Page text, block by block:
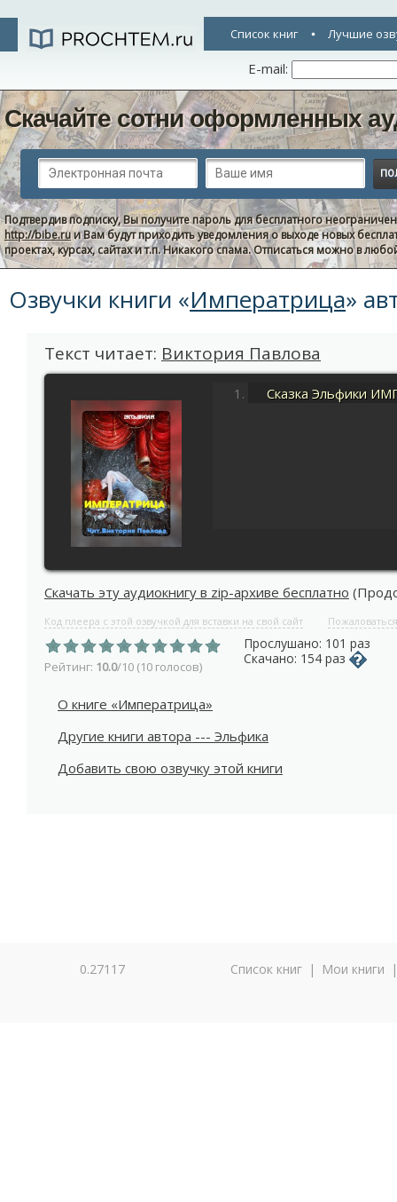
Список книг Лучшие
E-mail:
Скачайте сотни оформленных
Подтвердив подписку, Вы получите пароль для бесплатного
http://bibe.ruи Вам будут приходить уведомления о выходе новых
проектах, курсах, сайтах и т.п. Никакого спама. Отписаться можно в
Озвучки книги «Императрица»
Текст читает: Виктория Павлова
Сказка Эльфики
Скачать эту аудиокнигу в zip-архиве бесплатно
Код плеера с этой озвучкой для вставки на свой сайт Пожаловаться
Рейтинг: 10.0/10 (10 голосов)
Прослушано: 101 раз
Скачано: 154 раз
О книге «Императрица»
Другие книги автора --- Эльфика
Добавить свою озвучку этой книги
0.27117 Список книг | Мои книги |